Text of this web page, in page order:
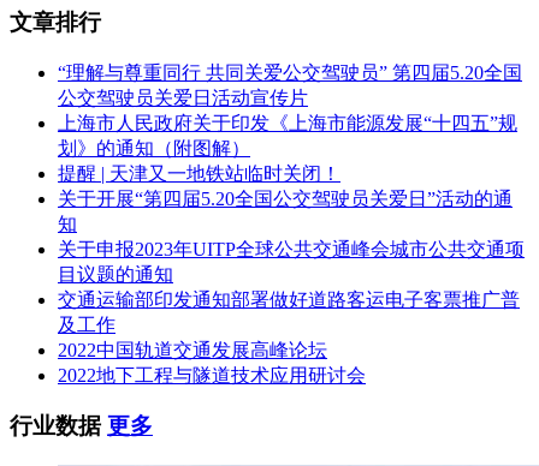
文章排行
“理解与尊重同行 共同关爱公交驾驶员” 第四届5.20全国
公交驾驶员关爱日活动宣传片
上海市人民政府关于印发《上海市能源发展“十四五”规
划》的通知（附图解）
提醒 | 天津又一地铁站临时关闭！
关于开展“第四届5.20全国公交驾驶员关爱日”活动的通
知
关于申报2023年UITP全球公共交通峰会城市公共交通项
目议题的通知
交通运输部印发通知部署做好道路客运电子客票推广普
及工作
2022中国轨道交通发展高峰论坛
2022地下工程与隧道技术应用研讨会
行业数据更多